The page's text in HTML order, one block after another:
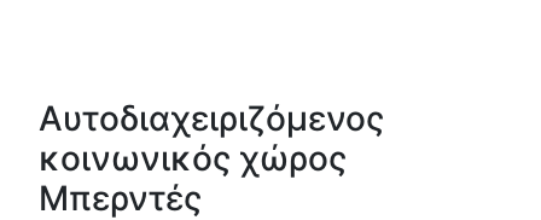
Αυτοδιαχειριζόμενος
κοινωνικός χώρος
Μπερντές